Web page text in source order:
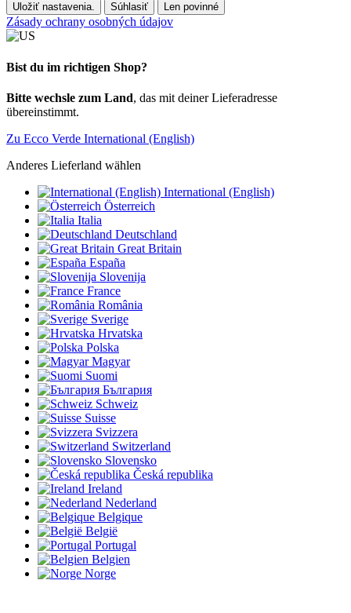
Uložiť nastavenia. Súhlasiť Len povinné
Zásady ochrany osobných údajov
Bist du im richtigen Shop?
Bitte wechsle zum Land, das mit deiner Lieferadresse
übereinstimmt.
Zu Ecco Verde International (English)
Anderes Lieferland wählen
International (English)
Österreich
Italia
Deutschland
Great Britain
España
Slovenija
France
România
Sverige
Hrvatska
Polska
Magyar
Suomi
България
Schweiz
Suisse
Svizzera
Switzerland
Slovensko
Česká republika
Ireland
Nederland
Belgique
België
Portugal
Belgien
Norge